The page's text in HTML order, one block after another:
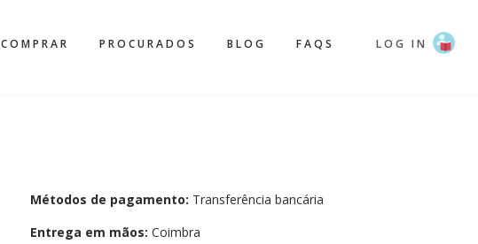
COMPRAR PROCURADOS BLOG FAQS LOG IN
Métodos de pagamento: Transferência bancária
Entrega em mãos: Coimbra